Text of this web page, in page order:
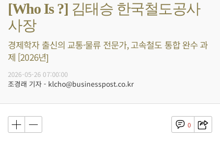
[Who Is ?] 김태승 한국철도공사
사장
경제학자 출신의 교통·물류 전문가, 고속철도 통합 완수 과
제 [2026년]
2026-05-26 07:00:00
조경래 기자 - klcho@businesspost.co.kr
0